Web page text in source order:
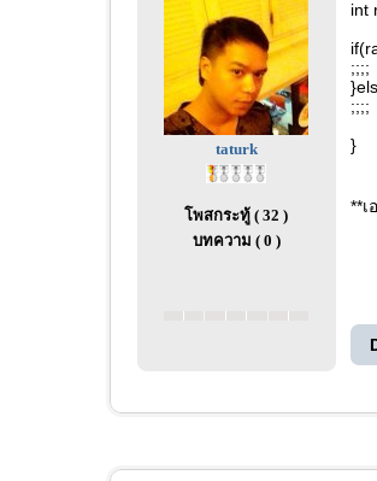
taturk
โพสกระทู้ ( 32 )
บทความ ( 0 )
int
;;;;
;;;;
}
**เ